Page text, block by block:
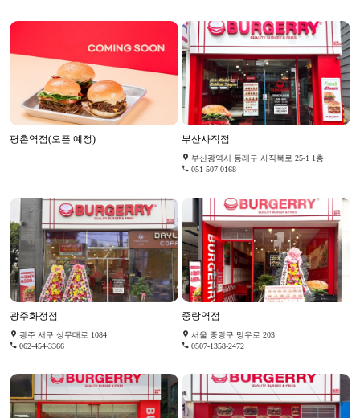
평촌역점(오픈 예정) 부산사직점
부산광역시 동래구 사직북로 25-1 1층
051-507-0168
광주화정점
광주 서구 상무대로 1084
062-454-3366
중랑역점
서울 중랑구 망우로 203
0507-1358-2472